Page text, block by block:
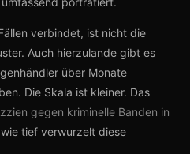
verbindet, ist nicht die
Auch hierzulande gibt es
über Monate
Die Skala ist kleiner. Das
gegen kriminelle Banden in
tief verwurzelt diese